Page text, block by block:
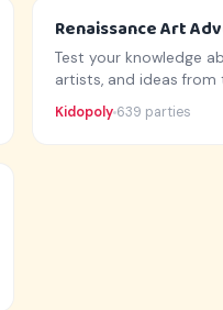
Renaissance Art
Test your knowledge
artists, and ideas
Renaissance!
Kidopoly 639 parties